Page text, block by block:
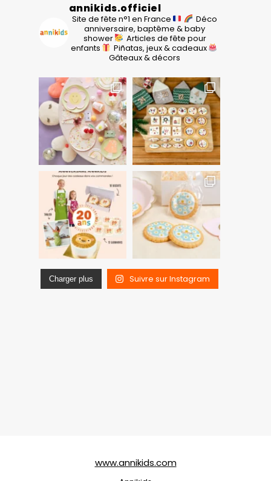
annikids.officiel
Site de fête n°1 en France
Déco
anniversaire, baptême & baby
shower
Articles de fête pour
enfants
Piñatas, jeux & cadeaux
Gâteaux & décors
Charger plus Suivre sur Instagram
www.annikids.com